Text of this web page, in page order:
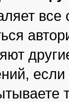
все
если